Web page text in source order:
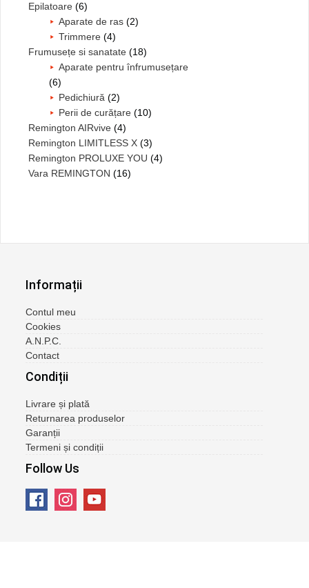
Epilatoare (6)
Aparate de ras (2)
Trimmere (4)
Frumusețe si sanatate (18)
Aparate pentru înfrumusețare
(6)
Pedichiură (2)
Perii de curățare (10)
Remington AIRvive (4)
Remington LIMITLESS X (3)
Remington PROLUXE YOU (4)
Vara REMINGTON (16)
Informații
Contul meu
Cookies
A.N.P.C.
Contact
Condiții
Livrare și plată
Returnarea produselor
Garanții
Termeni și condiții
Follow Us